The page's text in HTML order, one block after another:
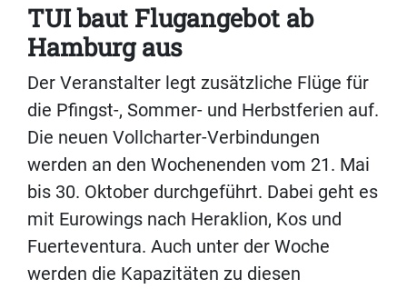
TUI baut Flugangebot ab
Hamburg aus
Der Veranstalter legt zusätzliche Flüge für
die Pfingst-, Sommer- und Herbstferien auf.
Die neuen Vollcharter-Verbindungen
werden an den Wochenenden vom 21. Mai
bis 30. Oktober durchgeführt. Dabei geht es
mit Eurowings nach Heraklion, Kos und
Fuerteventura. Auch unter der Woche
werden die Kapazitäten zu diesen